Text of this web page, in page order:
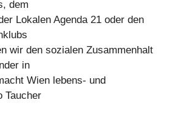
dem
Lokalen Agenda 21 oder den
wir den sozialen Zusammenhalt
in
Wien lebens- und
Taucher